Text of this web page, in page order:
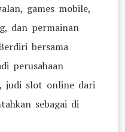
games mobile,
dan permainan
bersama
perusahaan
judi slot online dari
sebagai di